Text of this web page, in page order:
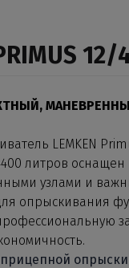
12/
LEMKEN
литров оснащен
узлами и
опрыскивания